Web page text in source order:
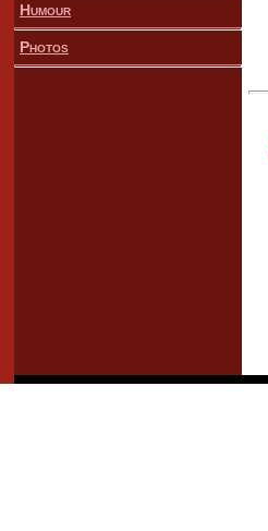
Humour
Photos